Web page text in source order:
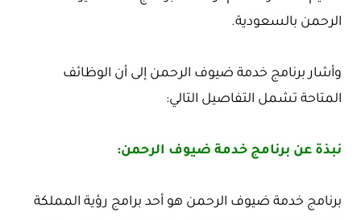
الرحمن بالسعودية.
وأشار برنامج خدمة ضيوف الرحمن إلى أن الوظائف
المتاحة تشمل التفاصيل التالي:
نبذة عن برنامج خدمة ضيوف الرحمن:
برنامج خدمة ضيوف الرحمن هو أحد برامج رؤية المملكة